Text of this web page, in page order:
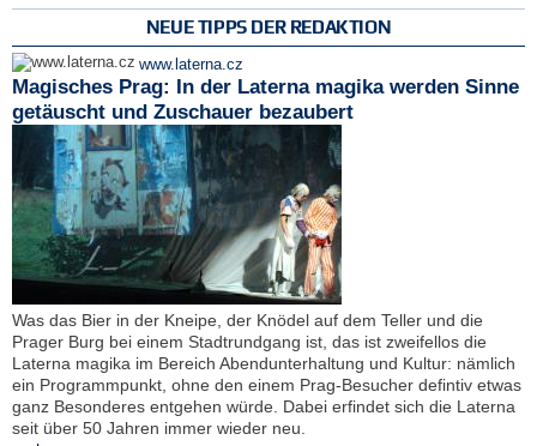
NEUE TIPPS DER REDAKTION
www.laterna.cz
Magisches Prag: In der Laterna magika werden Sinne
getäuscht und Zuschauer bezaubert
Was das Bier in der Kneipe, der Knödel auf dem Teller und die
Prager Burg bei einem Stadtrundgang ist, das ist zweifellos die
Laterna magika im Bereich Abendunterhaltung und Kultur: nämlich
ein Programmpunkt, ohne den einem Prag-Besucher defintiv etwas
ganz Besonderes entgehen würde. Dabei erfindet sich die Laterna
seit über 50 Jahren immer wieder neu.